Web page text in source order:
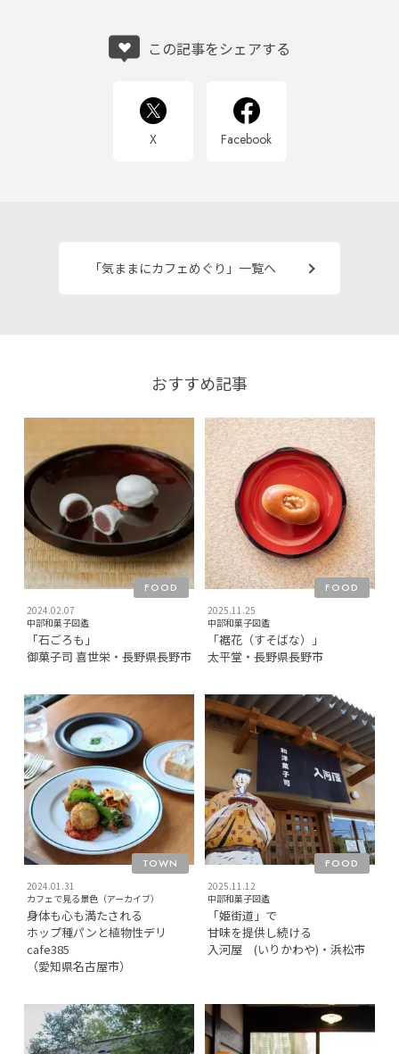
この記事をシェアする
X Facebook
「気ままにカフェめぐり」一覧へ
おすすめ記事
2024.02.07
FOOD
中部和菓子図鑑
「石ごろも」
御菓子司 喜世栄・長野県長野市
2025.11.25
FOOD
中部和菓子図鑑
「裾花（すそばな）」
太平堂・長野県長野市
2024.01.31
TOWN
カフェで見る景色（アーカイブ）
身体も心も満たされる
ホップ種パンと植物性デリ
cafe385
（愛知県名古屋市）
2025.11.12
FOOD
中部和菓子図鑑
「姫街道」で
甘味を提供し続ける
入河屋 (いりかわや)・浜松市